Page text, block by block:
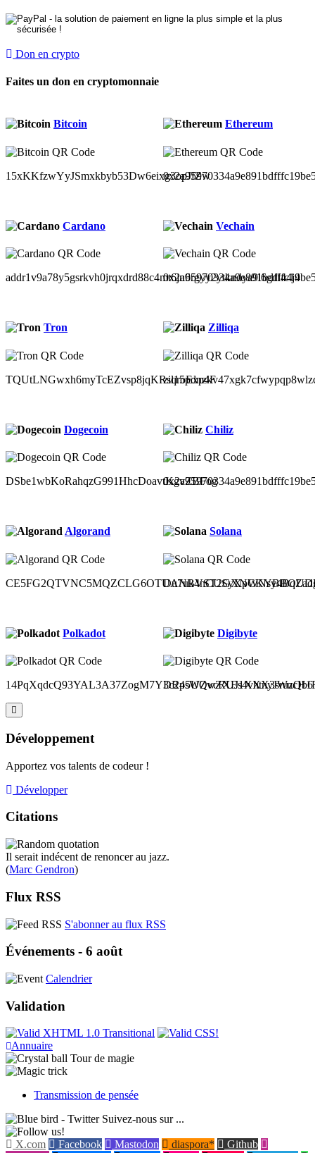
Don en crypto
Faites un don en cryptomonnaie
Bitcoin
15xKKfzwYyJSmxkbyb53Dw6eixg3opJfZw
Ethereum
Cardano
addr1v9a78y5gsrkvh0jrqxdrd88c4mt6jn6rgyy2ytkndya9l6gdl44j4
Vechain
Tron
TQUtLNGwxh6myTcEZvsp8jqKRsqroExp4F
Zilliqa
Dogecoin
DSbe1wbKoRahqzG991HhcDoavtKgvZBFog
Chiliz
Algorand Solana
Polkadot
14PqXqdcQ93YAL3A37ZogM7Y3c2p5UQvcRUJ1XXX3sruzQb6
Digibyte
Développement
Apportez vos talents de codeur !
Développer
Citations
Il serait indécent de renoncer au jazz.
(Marc Gendron)
Flux RSS
S'abonner au flux RSS
Événements - 6 août
Calendrier
Validation
Annuaire
Tour de magie
Transmission de pensée
Suivez-nous sur ...
X.com Facebook Mastodon diaspora*
Github